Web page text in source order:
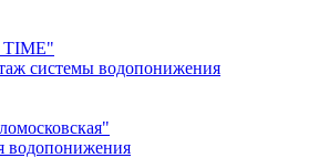
системы водопонижения
водопонижения